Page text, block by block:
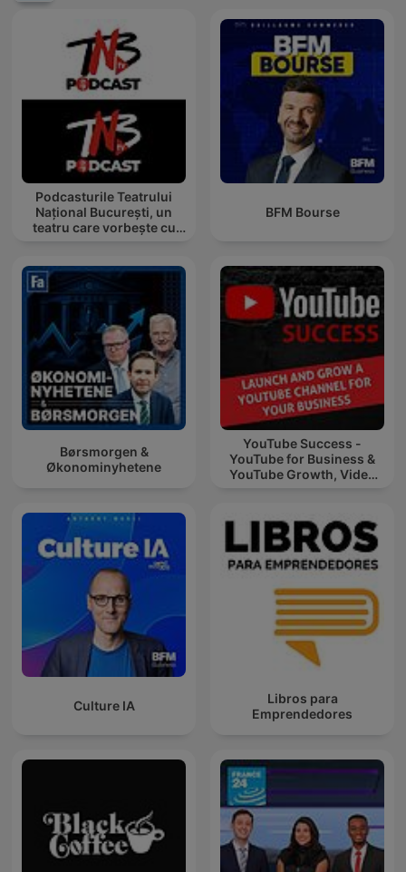
Podcasturile Teatrului
Național București, un
teatru care vorbește cu
BFM Bourse
Børsmorgen &
Økonominyhetene
YouTube Success -
YouTube for Business &
YouTube Growth, Video
Culture IA
Libros para
Emprendedores